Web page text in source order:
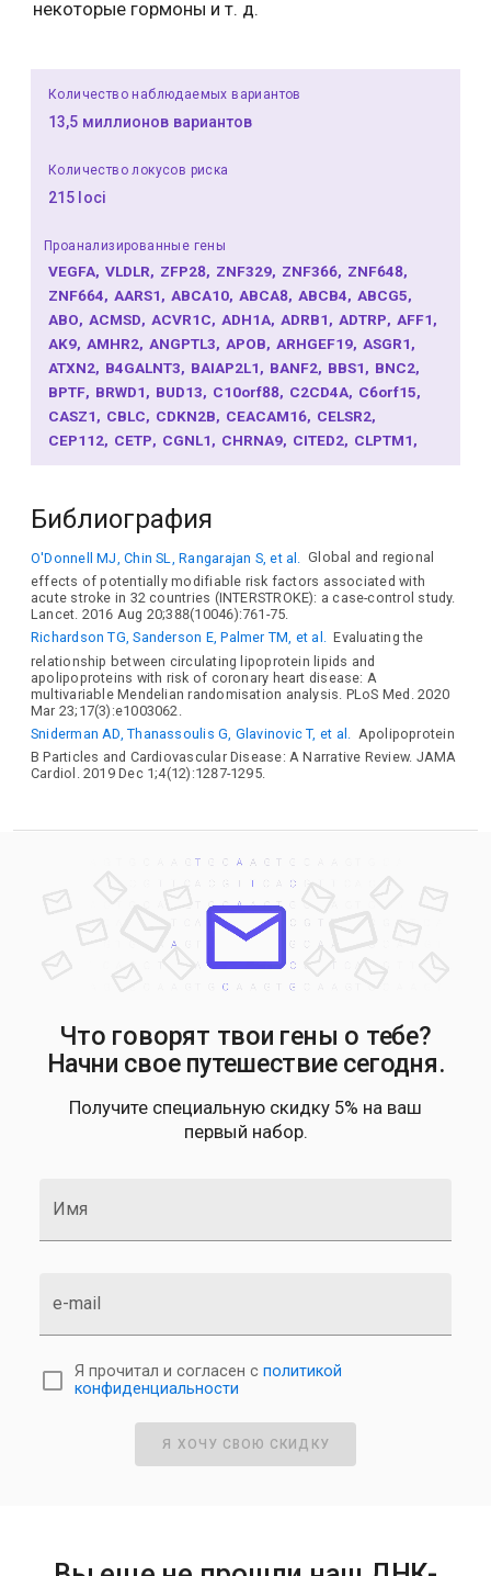
некоторые гормоны и т. д.
Количество наблюдаемых вариантов
13,5 миллионов вариантов
Количество локусов риска
215 loci
Проанализированные гены
VEGFA VLDLR ZFP28 ZNF329 ZNF366 ZNF648
ZNF664 AARS1 ABCA10 ABCA8 ABCB4 ABCG5
ABO ACMSD ACVR1C ADH1A ADRB1 ADTRP AFF1
AK9 AMHR2 ANGPTL3 APOB ARHGEF19 ASGR1
ATXN2 B4GALNT3 BAIAP2L1 BANF2 BBS1 BNC2
BPTF BRWD1 BUD13 C10orf88 C2CD4A C6orf15
CASZ1 CBLC CDKN2B CEACAM16 CELSR2
CEP112 CETP CGNL1 CHRNA9 CITED2 CLPTM1
CMIP CMTM6 COL4A1 COX16 CRTC3 CSNK1G3
DNAJB7 DNAJC13 EHBP1
FAM227B
FHIP2B FN1 FRK FUT2 GALK1 GAREM2
GAS6
GCKR GFI1 GLI2 GNAT2 GNMT GRB14 H4C3
HBS1L HGFAC HK1 HLA-A HLA-DRA
HNF1A HNF4A HPR HSPB1 INPP5E
INSIG2
IRF2BP2 ITGA1 KANK2 KCNK3 KCNK5 KLF14
L3MBTL3 LDAH LDLR LIMA1 LIMS1 LIPC LMAN1L
LPA
LPL MACO1 MAP3K1
MIDEAS MITF MOSPD3 MPPED2 MYLIP
MYOF
N4BP2L1 NAGS NAT2 NECTIN2 NF1 OR2B8P
OSGIN1 PAQR9 PCSK5 PCSK6
PPARG PPP1R3B PPP6R2 PRAC1 PSEN1
SCCPDH SEBOX
SLC12A3 SLC22A1
SLC2A4RG SNX22 SNX5 SORT1
SPTY2D1 ST3GAL4 STAG1
THADA TIMD4
TRIM22
TRPS1 TTC39B UGT1A1 VAC14 NFE2L3
NISCH
NPC1L1 NSUN6 NUFIP2 NYNRIN
Библиография
O'Donnell MJ, Chin SL, Rangarajan S, et al.
Global and regional
effects of potentially modifiable risk factors associated with
acute stroke in 32 countries (INTERSTROKE): a case-control study.
Lancet. 2016 Aug 20;388(10046):761-75.
Richardson TG, Sanderson E, Palmer TM, et al. Evaluating the
relationship between circulating lipoprotein lipids and
apolipoproteins with risk of coronary heart disease: A
multivariable Mendelian randomisation analysis. PLoS Med. 2020
Mar 23;17(3):e1003062.
Sniderman AD, Thanassoulis G, Glavinovic T, et al.
Apolipoprotein
B Particles and Cardiovascular Disease: A Narrative Review. JAMA
Cardiol. 2019 Dec 1;4(12):1287-1295.
Что говорят твои гены о тебе?
Начни свое путешествие сегодня.
Получите специальную скидку 5% на ваш
первый набор.
Имя
e-mail
Я прочитал и согласен с политикой
конфиденциальности
Я ХОЧУ СВОЮ СКИДКУ